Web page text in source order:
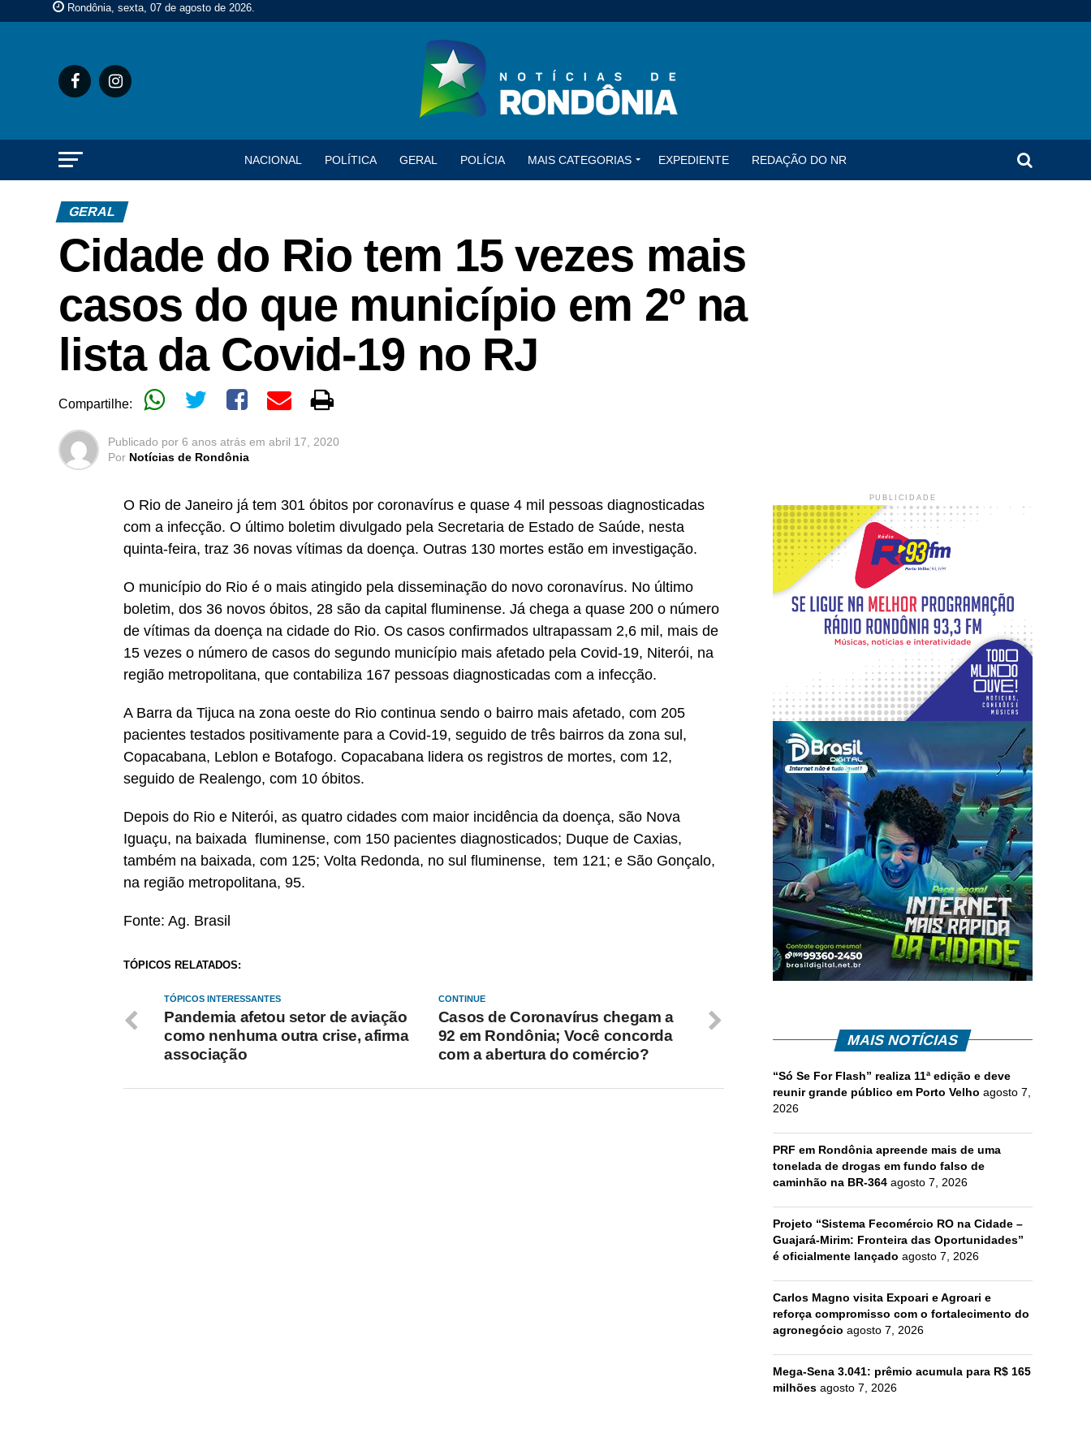
Rondônia, sexta, 07 de agosto de 2026.
NACIONAL POLÍTICA GERAL POLÍCIA MAIS CATEGORIAS EXPEDIENTE REDAÇÃO DO NR
GERAL
Cidade do Rio tem 15 vezes mais
casos do que município em 2º na
lista da Covid-19 no RJ
Compartilhe:
Publicado por 6 anos atrás em abril 17, 2020
Por Notícias de Rondônia
O Rio de Janeiro já tem 301 óbitos por coronavírus e quase 4 mil pessoas diagnosticadas
com a infecção. O último boletim divulgado pela Secretaria de Estado de Saúde, nesta
quinta-feira, traz 36 novas vítimas da doença. Outras 130 mortes estão em investigação.
O município do Rio é o mais atingido pela disseminação do novo coronavírus. No último
boletim, dos 36 novos óbitos, 28 são da capital fluminense. Já chega a quase 200 o número
de vítimas da doença na cidade do Rio. Os casos confirmados ultrapassam 2,6 mil, mais de
15 vezes o número de casos do segundo município mais afetado pela Covid-19, Niterói, na
região metropolitana, que contabiliza 167 pessoas diagnosticadas com a infecção.
A Barra da Tijuca na zona oeste do Rio continua sendo o bairro mais afetado, com 205
pacientes testados positivamente para a Covid-19, seguido de três bairros da zona sul,
Copacabana, Leblon e Botafogo. Copacabana lidera os registros de mortes, com 12,
seguido de Realengo, com 10 óbitos.
Depois do Rio e Niterói, as quatro cidades com maior incidência da doença, são Nova
Iguaçu, na baixada fluminense, com 150 pacientes diagnosticados; Duque de Caxias,
também na baixada, com 125; Volta Redonda, no sul fluminense, tem 121; e São Gonçalo,
na região metropolitana, 95.
Fonte: Ag. Brasil
TÓPICOS RELATADOS:
CONTINUE
Casos de Coronavírus chegam a
92 em Rondônia; Você concorda
com a abertura do comércio?
TÓPICOS INTERESSANTES
Pandemia afetou setor de aviação
como nenhuma outra crise, afirma
associação
PUBLICIDADE
MAIS NOTÍCIAS
“Só Se For Flash” realiza 11ª edição e deve
reunir grande público em Porto Velho agosto 7,
2026
PRF em Rondônia apreende mais de uma
tonelada de drogas em fundo falso de
caminhão na BR-364 agosto 7, 2026
Projeto “Sistema Fecomércio RO na Cidade –
Guajará-Mirim: Fronteira das Oportunidades”
é oficialmente lançado agosto 7, 2026
Carlos Magno visita Expoari e Agroari e
reforça compromisso com o fortalecimento do
agronegócio agosto 7, 2026
Mega-Sena 3.041: prêmio acumula para R$ 165
milhões agosto 7, 2026